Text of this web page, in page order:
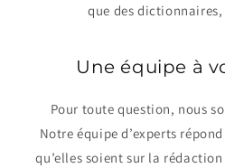
que des
Une équipe à
Pour toute question, nous
Notre équipe d’experts
qu’elles soient sur la